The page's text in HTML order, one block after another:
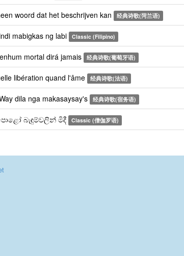
woord dat het beschrijven kan 经典诗歌(菏兰语)
mabigkas ng labi Classic (Filipino)
mortal dirá jamais 经典诗歌(葡萄牙语)
libération quand l'âme 经典诗歌(法语)
dila nga makasaysay's 经典诗歌(宿务语)
බැඳුම්වලින් මිදී Classic (僧伽罗语)